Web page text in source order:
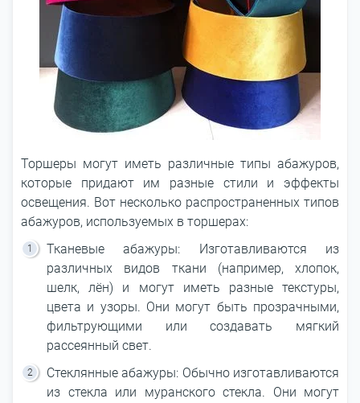
Торшеры могут иметь различные типы абажуров,
которые придают им разные стили и эффекты
освещения. Вот несколько распространенных типов
абажуров, используемых в торшерах:
Тканевые абажуры: Изготавливаются из
различных видов ткани (например, хлопок,
шелк, лён) и могут иметь разные текстуры,
цвета и узоры. Они могут быть прозрачными,
фильтрующими или создавать мягкий
рассеянный свет.
Стеклянные абажуры: Обычно изготавливаются
из стекла или муранского стекла. Они могут